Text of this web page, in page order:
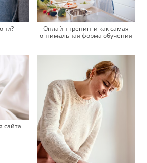
Онлайн тренинги как самая
оптимальная форма обучения
сайта